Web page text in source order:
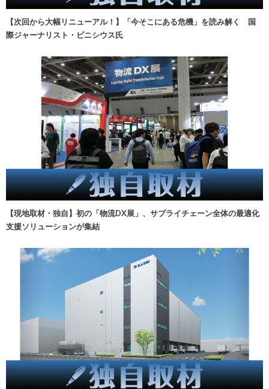
【次回から大幅リニューアル！】「今そこにある危機」を読み解く 国
際ジャーナリスト・ビニシウス氏
【現地取材・独自】初の「物流DX展」、サプライチェーン全体の最適化
支援ソリューションが集結